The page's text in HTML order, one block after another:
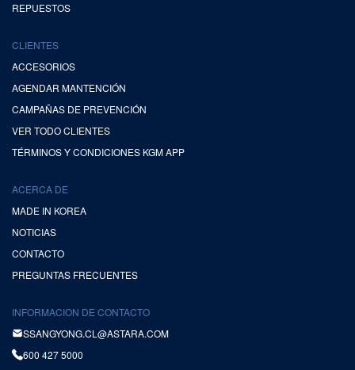
REPUESTOS
CLIENTES
ACCESORIOS
AGENDAR MANTENCIÓN
CAMPAÑAS DE PREVENCIÓN
VER TODO CLIENTES
TÉRMINOS Y CONDICIONES KGM APP
ACERCA DE
MADE IN KOREA
NOTICIAS
CONTACTO
PREGUNTAS FRECUENTES
INFORMACION DE CONTACTO
SSANGYONG.CL@ASTARA.COM
600 427 5000